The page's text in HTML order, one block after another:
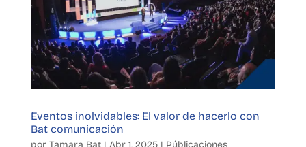
Eventos inolvidables: El valor de hacerlo con
Bat comunicación
por Tamara Bat| Abr 1, 2025| Públicaciones